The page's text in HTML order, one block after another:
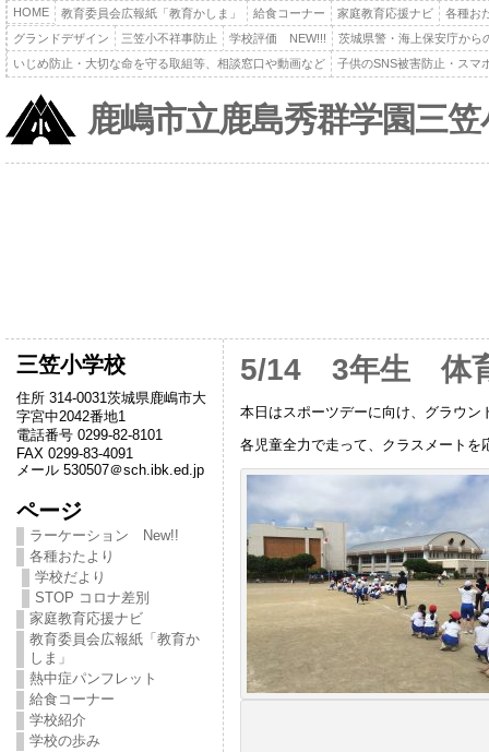
HOME 教育委員会広報紙「教育かしま」 給食コーナー 家庭教育応援ナビ
各種お
グランドデザイン
三笠小不祥事防止 学校評価 NEW!!!
茨城県警・海上保安庁から
いじめ防止・大切な命を守る取組等、相談窓口や動画など
子供のSNS被害防止・スマ
鹿嶋市立鹿島秀群学園三
三笠小学校
住所 314-0031茨城県鹿嶋市大
字宮中2042番地1
電話番号 0299-82-8101
FAX 0299-83-4091
メール 530507＠sch.ibk.ed.jp
ページ
ラーケーション New!!
各種おたより
学校だより
STOP コロナ差別
家庭教育応援ナビ
教育委員会広報紙「教育か
しま」
熱中症パンフレット
給食コーナー
学校紹介
学校の歩み
5/14 3年生 体
本日はスポーツデーに向け、グラウ
各児童全力で走って、クラスメートを